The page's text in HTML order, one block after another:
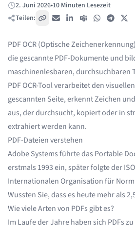
Veröffentlicht:
2. Juni 2026•10 Minuten Lesezeit
Teilen:
Link kopieren
E-Mail LinkedIn
Teams WhatsApp
PDF OCR (Optische
die gescannte PDF-Dokumente und
maschinenlesbaren, durchsuchbaren
PDF OCR-Tool verarbeitet den
gescannten Seite, erkennt Zeichen
aus, der durchsucht, kopiert oder in
extrahiert werden kann.
PDF-Dateien verstehen
Adobe Systemsführte das Portable
erstmals 1993 ein, später folgte der
Internationalen Organisation für
Wussten Sie, dass es heute mehr als
Wie viele Arten von PDFs gibt es?
Im Laufe der Jahre haben sich PDFs